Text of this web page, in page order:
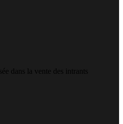
dans la vente des intrants